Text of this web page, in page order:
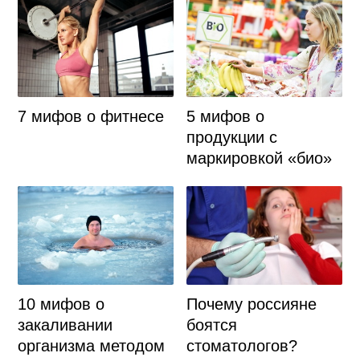
7 мифов о фитнесе
5 мифов о
продукции с
маркировкой «био»
10 мифов о
закаливании
организма методом
Почему россияне
боятся
стоматологов?